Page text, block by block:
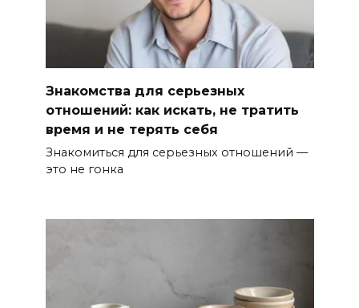
Знакомства для серьезных
отношений: как искать, не тратить
время и не терять себя
Знакомиться для серьезных отношений —
это не гонка